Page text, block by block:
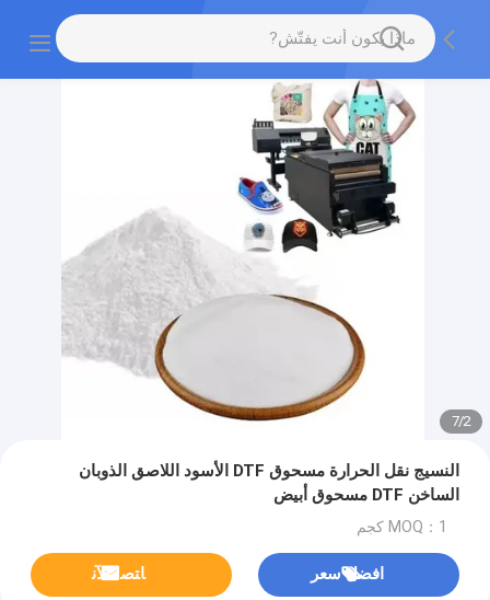
2
/
7
النسيج نقل الحرارة مسحوق DTF الأسود اللاصق الذوبان
الساخن DTF مسحوق أبيض
MOQ：1 كجم
افضل سعر ﺎﺘﺼﻟ ﺍﻶﻧ